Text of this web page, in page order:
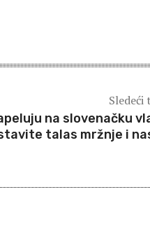
Sledeći
na slovenačku
talas mržnje i